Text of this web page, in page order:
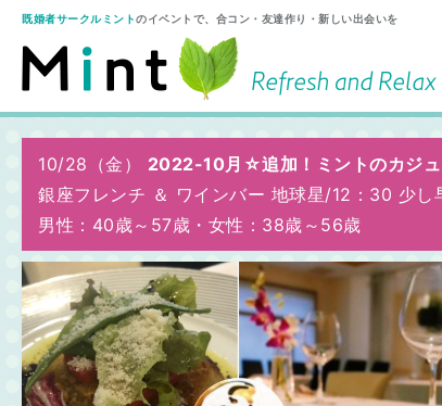
既婚者サークルミントのイベントで、合コン・友達作り・新しい出会いを
10/28（金）
2022-10月☆追加！ミントのカジュ
銀座フレンチ ＆ ワインバー 地球星/12：30 少し
男性：40歳～57歳 ・ 女性：38歳～56歳